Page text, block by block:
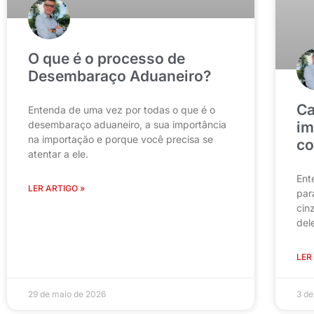
O que é o processo de
Desembaraço Aduaneiro?
Entenda de uma vez por todas o que é o
desembaraço aduaneiro, a sua importância
na importação e porque você precisa se
atentar a ele.
LER ARTIGO »
29 de maio de 2026 3